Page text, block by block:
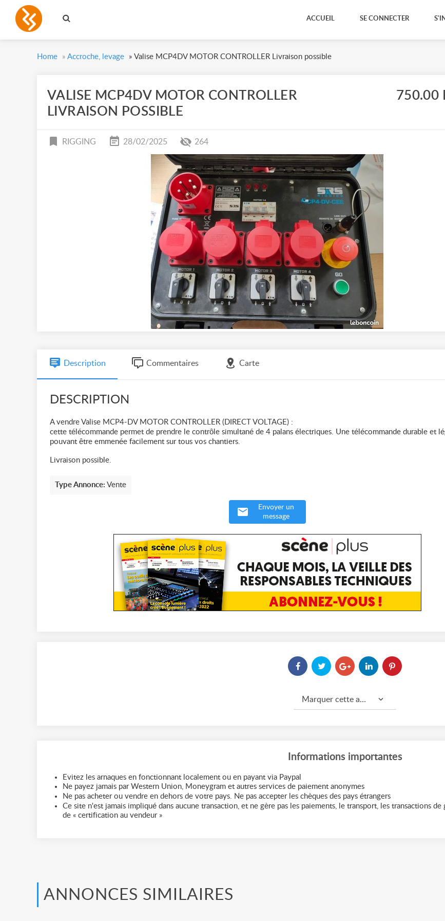
ACCUEIL SE CONNECTER
Home » Accroche, levage » Valise MCP4DV MOTOR CONTROLLER Livraison possible
VALISE MCP4DV MOTOR CONTROLLER
LIVRAISON POSSIBLE
750.00
RIGGING 28/02/2025 264
Description Commentaires Carte
DESCRIPTION
A vendre Valise MCP4-DV MOTOR CONTROLLER (DIRECT VOLTAGE) :
cette télécommande permet de prendre le contrôle simultané de 4 palans électriques. Une télécommande durable et
pouvant être emmenée facilement sur tous vos chantiers.
Livraison possible.
Type Annonce: Vente
Envoyer un
message
Marquer cette annonce comme...
Informations importantes
Evitez les arnaques en fonctionnant localement ou en payant via Paypal
Ne payez jamais par Western Union, Moneygram et autres services de paiement anonymes
Ne pas acheter ou vendre en dehors de votre pays. Ne pas accepter les chèques des pays étrangers
Ce site n'est jamais impliqué dans aucune transaction, et ne gère pas les paiements, le transport, les transactions
de « certification au vendeur »
ANNONCES SIMILAIRES